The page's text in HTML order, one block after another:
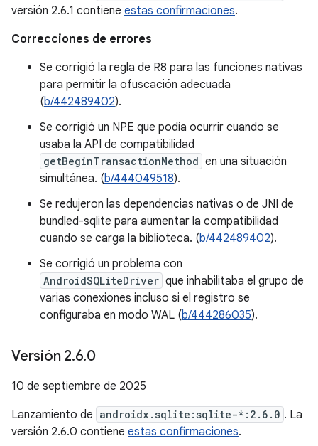
versión 2.6.1 contiene estas confirmaciones.
Correcciones de errores
Se corrigió la regla de R8 para las funciones nativas
para permitir la ofuscación adecuada
(b/442489402).
Se corrigió un NPE que podía ocurrir cuando se
usaba la API de compatibilidad
getBeginTransactionMethod en una situación
simultánea. (b/444049518).
Se redujeron las dependencias nativas o de JNI de
bundled-sqlite para aumentar la compatibilidad
cuando se carga la biblioteca. (b/442489402).
Se corrigió un problema con
AndroidSQLiteDriver que inhabilitaba el grupo de
varias conexiones incluso si el registro se
configuraba en modo WAL (b/444286035).
Versión 2.6.0
10 de septiembre de 2025
Lanzamiento de androidx.sqlite:sqlite-*:2.6.0 . La
versión 2.6.0 contiene estas confirmaciones.